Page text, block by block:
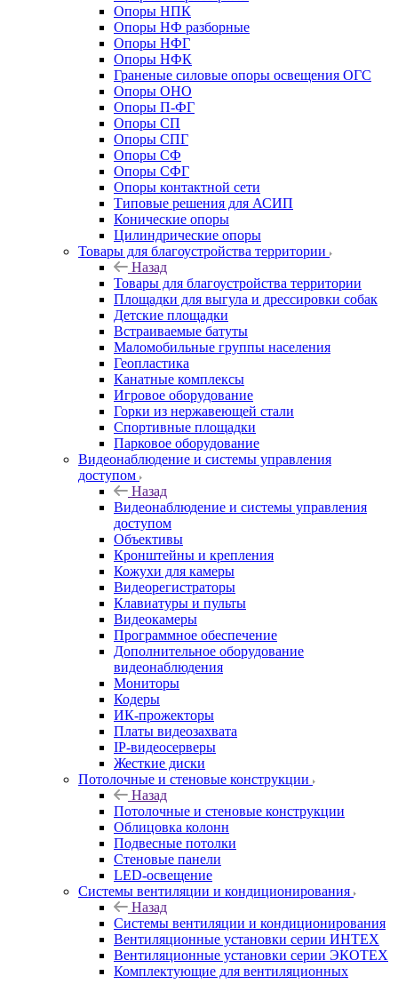
Опоры НПК
Опоры НФ разборные
Опоры НФГ
Опоры НФК
Граненые силовые опоры освещения ОГС
Опоры ОНО
Опоры П-ФГ
Опоры СП
Опоры СПГ
Опоры СФ
Опоры СФГ
Опоры контактной сети
Типовые решения для АСИП
Конические опоры
Цилиндрические опоры
Товары для благоустройства территории
Назад
Товары для благоустройства территории
Площадки для выгула и дрессировки собак
Детские площадки
Встраиваемые батуты
Маломобильные группы населения
Геопластика
Канатные комплексы
Игровое оборудование
Горки из нержавеющей стали
Спортивные площадки
Парковое оборудование
Видеонаблюдение и системы управления
доступом
Назад
Видеонаблюдение и системы управления
доступом
Объективы
Кронштейны и крепления
Кожухи для камеры
Видеорегистраторы
Клавиатуры и пульты
Видеокамеры
Программное обеспечение
Дополнительное оборудование
видеонаблюдения
Мониторы
Кодеры
ИК-прожекторы
Платы видеозахвата
IP-видеосерверы
Жесткие диски
Потолочные и стеновые конструкции
Назад
Потолочные и стеновые конструкции
Облицовка колонн
Подвесные потолки
Стеновые панели
LED-освещение
Системы вентиляции и кондиционирования
Назад
Системы вентиляции и кондиционирования
Вентиляционные установки серии ИНТЕХ
Вентиляционные установки серии ЭКОТЕХ
Комплектующие для вентиляционных